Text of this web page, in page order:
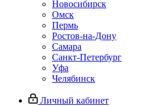
Новосибирск
Омск
Пермь
Ростов-на-Дону
Самара
Санкт-Петербург
Уфа
Челябинск
Личный кабинет